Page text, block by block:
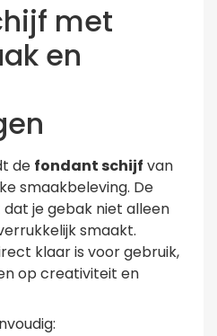
met
en
de fondant schijf van
smaakbeleving. De
je gebak niet alleen
smaakt.
klaar is voor gebruik,
op creativiteit en